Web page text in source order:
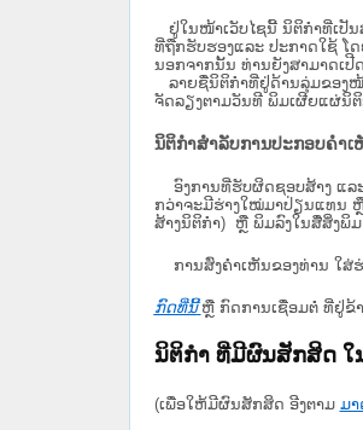
ຢູ່ໃນໜ້າ​ເວັບ​ໄຊ​ນີ້ ນິຕິກຳທີ່ເປັນ
ທີ່ຖືກຮັບຮອງແລະ ປະກາດໃຊ້ ໂດ
ນອກຈາກນັ້ນ ທ່ານຍັງສາມາດເປີ
ລາຍຊື່ນິຕິກຳທີ່ຢູ່ດ້ານລຸ່ມຂອງໜ້
ຈັດລຽງຕາມວັນທີ ພິມເຜີຍແຜ່ນິ
ນິຕິກຳສຳລັບການປະກອບຄຳເ
ອົງການທີ່ຮັບຜິດຊອບສ້າງ ແລະ
ກວ່າຈະມີຮ່າງໃໝ່ມາປ່ຽນແທນ ຫຼື
ສ້າງນິຕິກຳ) ຫຼື ພິມລົງໃນສື່ສິ່ງພິມ
ການສົ່ງຄໍາເຫັນຂອງທ່ານ ໃສ່ຮ່
ກົດທີ່ນີ້ ຫຼື ກົດການເຊື່ອມຕໍ່ ທີ່ຢູ່ຂ້າ
ນິຕິກໍາ ທີ່ມີຜົນສັກສິດ ໃ
(ເພື່ອໃຫ້ມີຜົນສັກສິດ ອີງຕາມ ມາ